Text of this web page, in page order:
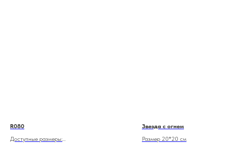
R080
Доступные размеры:
Звезда с огнем
Размер 20*20 см